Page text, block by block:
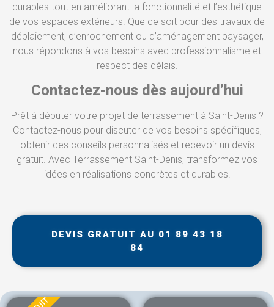
durables tout en améliorant la fonctionnalité et l’esthétique
de vos espaces extérieurs. Que ce soit pour des travaux de
déblaiement, d’enrochement ou d’aménagement paysager,
nous répondons à vos besoins avec professionnalisme et
respect des délais.
Contactez-nous dès aujourd’hui
Prêt à débuter votre projet de terrassement à Saint-Denis ?
Contactez-nous pour discuter de vos besoins spécifiques,
obtenir des conseils personnalisés et recevoir un devis
gratuit. Avec Terrassement Saint-Denis, transformez vos
idées en réalisations concrètes et durables.
DEVIS GRATUIT AU 01 89 43 18
84